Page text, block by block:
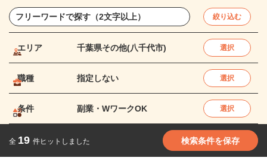
絞り込む
エリア 千葉県その他(八千代市) 選択
職種 指定しない 選択
条件 副業・WワークOK 選択
全 19 件ヒットしました 検索条件を保存